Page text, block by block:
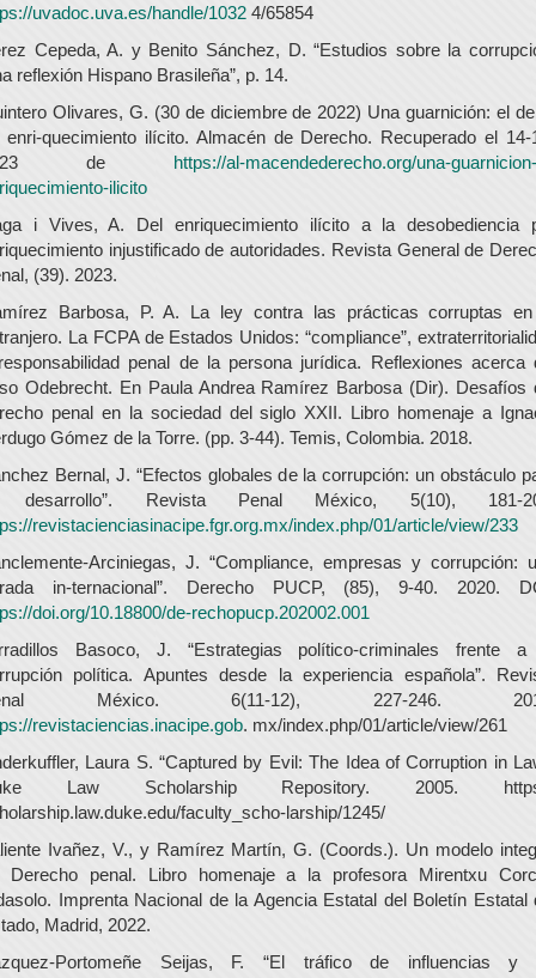
uvadoc.uva.es/handle/1032 4/65854
Cepeda, A. y Benito Sánchez, D. “Estudios sobre la
reflexión Hispano Brasileña”, p. 14.
Olivares, G. (30 de diciembre de 2022) Una guarnición: el
enri-quecimiento ilícito. Almacén de Derecho. Recuperado el 14-
de https://al-macendederecho.org/una-
ilicito
i Vives, A. Del enriquecimiento ilícito a la desobediencia
injustificado de autoridades. Revista General de
(39). 2023.
Barbosa, P. A. La ley contra las prácticas corruptas
La FCPA de Estados Unidos: “compliance”,
penal de la persona jurídica. Reflexiones acerca
Odebrecht. En Paula Andrea Ramírez Barbosa (Dir). Desafíos
penal en la sociedad del siglo XXII. Libro homenaje a
Gómez de la Torre. (pp. 3-44). Temis, Colombia. 2018.
Bernal, J. “Efectos globales de la corrupción: un obstáculo
desarrollo”. Revista Penal México, 5(10), 181-
revistacienciasinacipe.fgr.org.mx/index.php/01/article/view/233
Arciniegas, J. “Compliance, empresas y corrupción:
in-ternacional”. Derecho PUCP, (85), 9-40. 2020.
doi.org/10.18800/de-rechopucp.202002.001
Basoco, J. “Estrategias político-criminales frente
política. Apuntes desde la experiencia española”.
México. 6(11-12), 227-246.
revistaciencias.inacipe.gob. mx/index.php/01/article/view/261
Laura S. “Captured by Evil: The Idea of Corruption in
Law Scholarship Repository. 2005.
faculty_scho-larship/1245/
Ivañez, V., y Ramírez Martín, G. (Coords.). Un modelo
Derecho penal. Libro homenaje a la profesora Mirentxu
Imprenta Nacional de la Agencia Estatal del Boletín Estatal
Madrid, 2022.
Portomeñe Seijas, F. “El tráfico de influencias y